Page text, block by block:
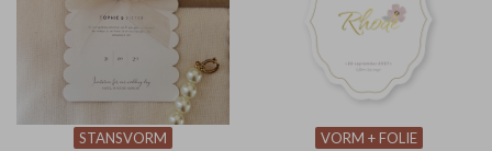
STANSVORM VORM + FOLIE